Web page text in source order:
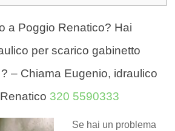
a Poggio Renatico? Hai
per scarico gabinetto
– Chiama Eugenio, idraulico
320 5590333
Se hai un problema